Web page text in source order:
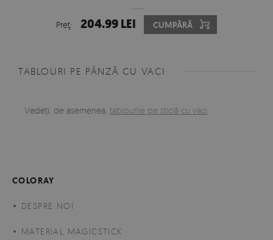
Preţ: 204.99 LEI CUMPĂRĂ
TABLOURI PE PÂNZĂ CU VACI
Vedeți, de asemenea, tablourile pe sticlă cu vaci
COLORAY
DESPRE NOI
MATERIAL MAGICSTICK